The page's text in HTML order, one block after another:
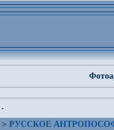
·
> РУССКОЕ